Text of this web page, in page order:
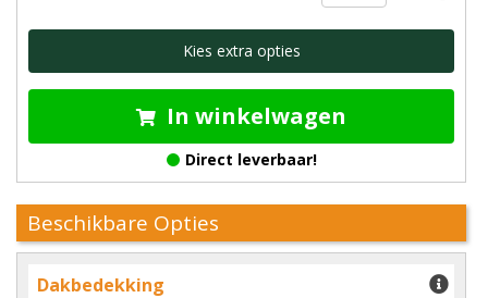
Kies extra opties
In winkelwagen
Direct leverbaar!
Beschikbare Opties
Dakbedekking